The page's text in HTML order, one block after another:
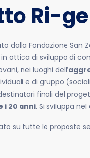
Ri-
dalla Fondazione San
in ottica di sviluppo di
nei luoghi dell’
e di gruppo
finali del
i 20 anni. Si sviluppa
su tutte le proposte